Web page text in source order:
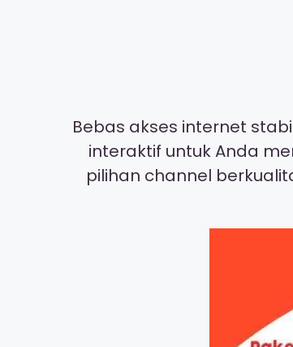
Bebas akses internet
interaktif untuk Anda
pilihan channel